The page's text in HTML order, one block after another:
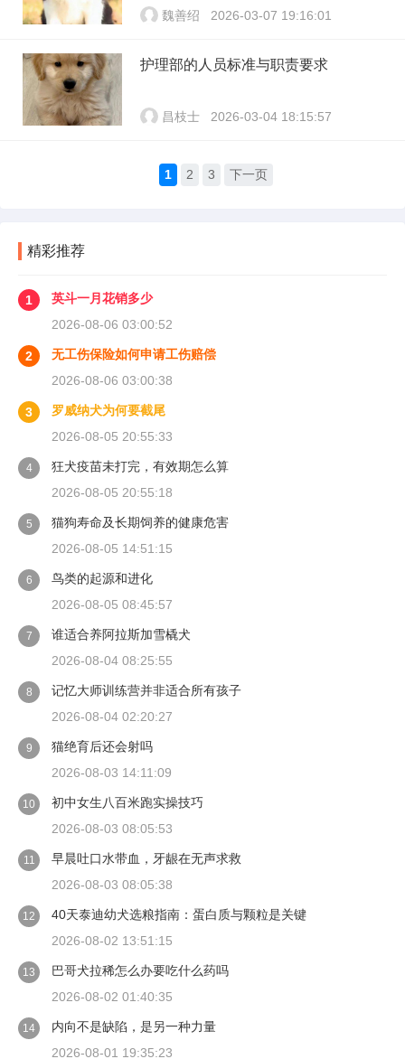
魏善绍 2026-03-07 19:16:01
护理部的人员标准与职责要求
昌枝士 2026-03-04 18:15:57
1 2 3 下一页
精彩推荐
1
英斗一月花销多少
2026-08-06 03:00:52
2
无工伤保险如何申请工伤赔偿
2026-08-06 03:00:38
3
罗威纳犬为何要截尾
2026-08-05 20:55:33
4
狂犬疫苗未打完，有效期怎么算
2026-08-05 20:55:18
5
猫狗寿命及长期饲养的健康危害
2026-08-05 14:51:15
6
鸟类的起源和进化
2026-08-05 08:45:57
7
谁适合养阿拉斯加雪橇犬
2026-08-04 08:25:55
8
记忆大师训练营并非适合所有孩子
2026-08-04 02:20:27
9
猫绝育后还会射吗
2026-08-03 14:11:09
10
初中女生八百米跑实操技巧
2026-08-03 08:05:53
11
早晨吐口水带血，牙龈在无声求救
2026-08-03 08:05:38
12
40天泰迪幼犬选粮指南：蛋白质与颗粒是关键
2026-08-02 13:51:15
13
巴哥犬拉稀怎么办要吃什么药吗
2026-08-02 01:40:35
14
内向不是缺陷，是另一种力量
2026-08-01 19:35:23